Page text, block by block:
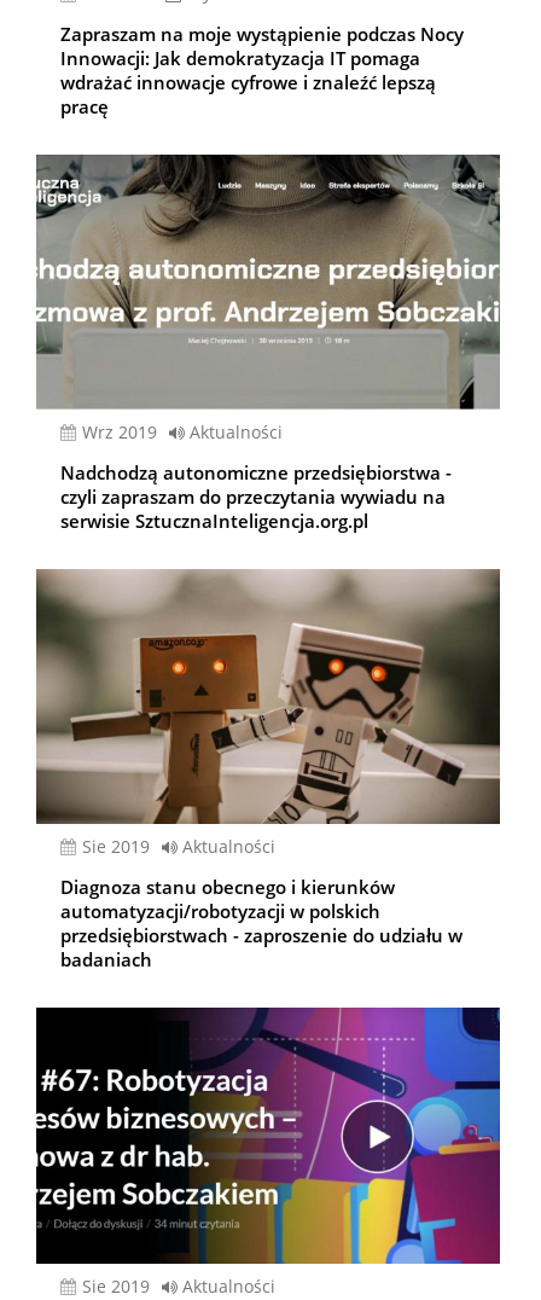
Zapraszam na moje wystąpienie podczas Nocy
Innowacji: Jak demokratyzacja IT pomaga
wdrażać innowacje cyfrowe i znaleźć lepszą
pracę
wrz 2019 Aktualności
Nadchodzą autonomiczne przedsiębiorstwa -
czyli zapraszam do przeczytania wywiadu na
serwisie SztucznaInteligencja.org.pl
sie 2019 Aktualności
Diagnoza stanu obecnego i kierunków
automatyzacji/robotyzacji w polskich
przedsiębiorstwach - zaproszenie do udziału w
badaniach
sie 2019 Aktualności